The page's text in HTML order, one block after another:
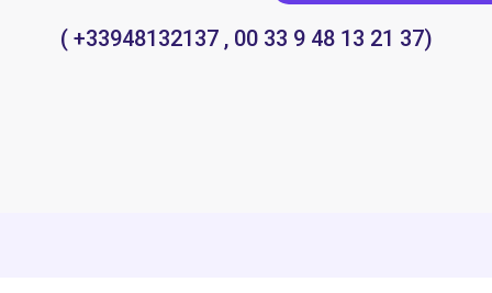
( +33948132137 , 00 33 9 48 13 21 37)